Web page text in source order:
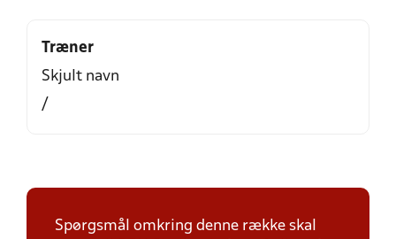
Træner
Skjult navn
/
Spørgsmål omkring denne række skal